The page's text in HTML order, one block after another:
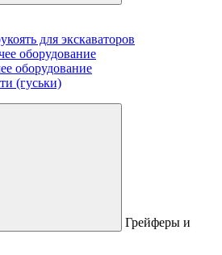
для экскаваторов
оборудование
оборудование
(гуськи)
Грейферы и